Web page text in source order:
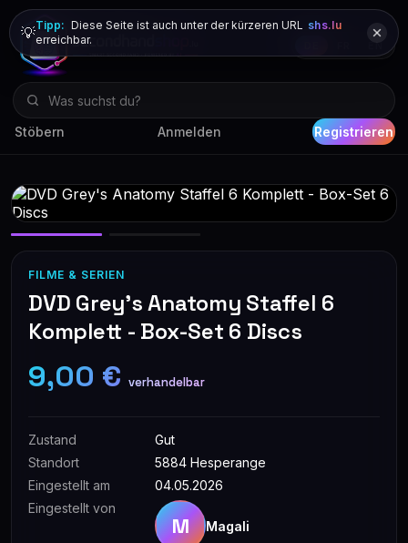
Stöbern Anmelden Registrieren
💡Tipp: Diese Seite ist auch unter der kürzeren URL shs.lu
erreichbar.
FILME & SERIEN
DVD Grey's Anatomy Staffel 6
Komplett - Box-Set 6 Discs
9,00 € verhandelbar
Zustand
Gut
Standort
5884 Hesperange
Eingestellt am
04.05.2026
Eingestellt von
M Magali